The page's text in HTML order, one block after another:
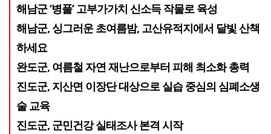
해남군 ‘병풀’ 고부가가치 신소득 작물로 육성
해남군, 싱그러운 초여름밤, 고산유적지에서 달빛 산책
하세요
완도군, 여름철 자연 재난으로부터 피해 최소화 총력
진도군, 지산면 이장단 대상으로 실습 중심의 심폐소생
술 교육
진도군, 군민건강 실태조사 본격 시작